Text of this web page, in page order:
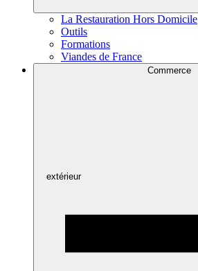
La Restauration Hors Domicile
Outils
Formations
Viandes de France
Commerce
extérieur